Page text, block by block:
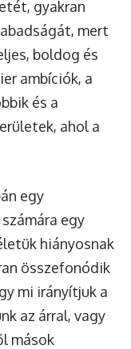
gyakran
mert
boldog és
ambíciók, a
és a
ahol a
egy
egy
hiányosnak
összefonódik
mi irányítjuk a
az árral, vagy
mások